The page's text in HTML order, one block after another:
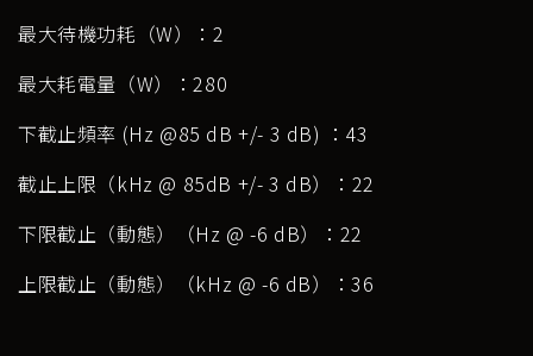
最大待機功耗（W）：2
最大耗電量（W）：280
下截止頻率 (Hz @85 dB +/- 3 dB) ：43
截止上限（kHz @ 85dB +/- 3 dB）：22
下限截止（動態）（Hz @ -6 dB）：22
上限截止（動態）（kHz @ -6 dB）：36